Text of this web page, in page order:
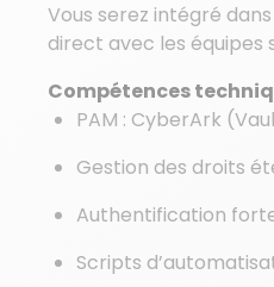
Vous serez intégré
direct avec les
Compétences
PAM : CyberArk
Gestion des droits
Authentification
Scripts